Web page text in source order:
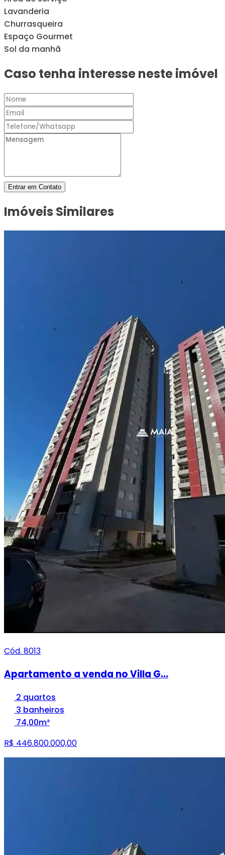
Lavanderia
Churrasqueira
Espaço Gourmet
Sol da manhã
Caso tenha interesse neste imóvel
Entrar em Contato
Imóveis Similares
Cód. 8013
Apartamento a venda no Villa G...
2 quartos
3 banheiros
74,00m²
R$ 446.800.000,00